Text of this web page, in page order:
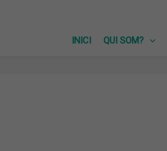
INICI
QUI SOM?